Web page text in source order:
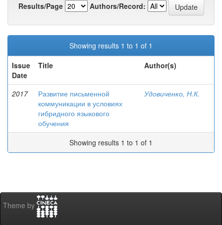
Results/Page
Authors/Record:
Showing results 1 to 1 of 1
Issue
Date
Title Author(s)
2017
Развитие письменной
коммуникации в условиях
гибридного языкового
обучения
Удовиченко, Н.К.
Showing results 1 to 1 of 1
Theme by